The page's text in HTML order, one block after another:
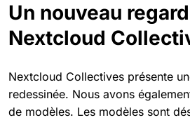
Un nouveau
Nextcloud
Nextcloud Collectives présente
redessinée. Nous avons
de modèles. Les modèles sont